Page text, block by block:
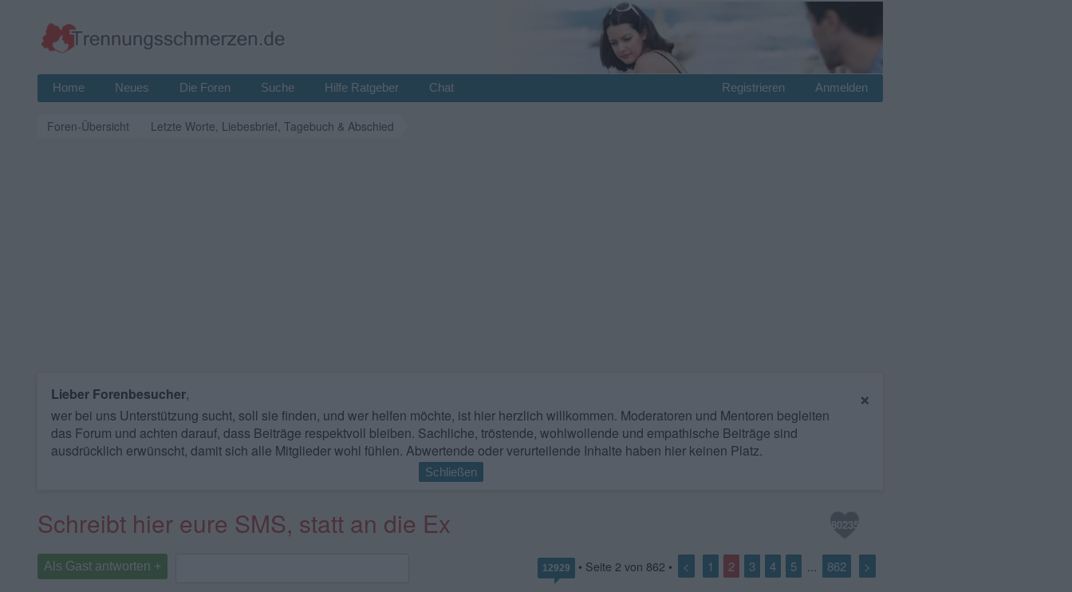
Home Neues Die Foren Suche Hilfe Ratgeber Chat Anmelden
Registrieren
Foren-Übersicht Letzte Worte, Liebesbrief, Tagebuch & Abschied
×
Lieber Forenbesucher,
wer bei uns Unterstützung sucht, soll sie finden, und wer helfen möchte, ist hier herzlich willkommen. Moderatoren und Mentoren begleiten
das Forum und achten darauf, dass Beiträge respektvoll bleiben. Sachliche, tröstende, wohlwollende und empathische Beiträge sind
ausdrücklich erwünscht, damit sich alle Mitglieder wohl fühlen. Abwertende oder verurteilende Inhalte haben hier keinen Platz.
Schließen
80235
Schreibt hier eure SMS, statt an die Ex
Als Gast antworten + 12929 • Seite 2 von 862 • < 1 2 3 4 5 ... 862 >